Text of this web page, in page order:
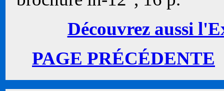
Découvrez aussi
PAGE PRÉCÉDENTE